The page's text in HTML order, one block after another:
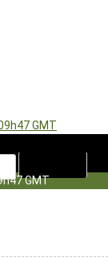
GMT
GMT